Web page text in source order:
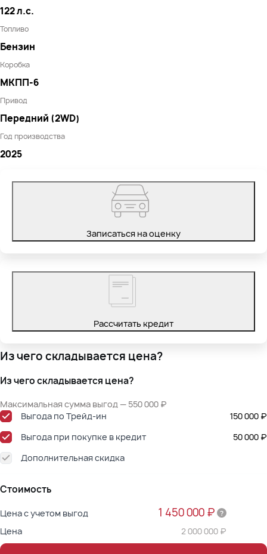
122 л.с.
Топливо
Бензин
Коробка
МКПП-6
Привод
Передний (2WD)
Год производства
2025
Записаться на оценку
Рассчитать кредит
Из чего складывается цена?
Из чего складывается цена?
Максимальная сумма выгод — 550 000 ₽
Выгода по Трейд-ин
150 000 ₽
Выгода при покупке в кредит
50 000 ₽
Дополнительная скидка
Стоимость
Цена с учетом выгод 1 450 000 ₽
Цена 2 000 000 ₽